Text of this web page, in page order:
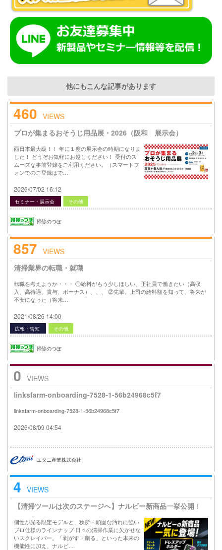
他にもこんな記事があります
460 VIEWS
プロが集まるおそうじ用品展・2026（阪和 展示会）
西日本最大級！！ 年に１度の展示会の時期になりま
した！ どうぞお気軽にお越しください！ 受付のス
ムーズな事前登録をご利用ください。（スマートフ
ォンでのご登録はで…
2026/07/02 16:12
セミナー・展示会 その他
掃除のつぼ
857 VIEWS
清掃業界の転職・就職
転職を考えようか・・・ ①給料がもう少しほしい、正社員で働きたい（高収
入、高待遇、賞与、ボーナス）、、、 ②先輩、上司の給料額を知って、将来が
不安になった（将来…
2021/08/26 14:00
広報・告知 その他
掃除のつぼ
0 VIEWS
linksfarm-onboarding-7528-1-56b24968c5f7
linksfarm-onboarding-7528-1-56b24968c5f7
2026/08/09 04:54
エタニ産業株式会社
4 VIEWS
【清掃ツールは次のステージへ】ナルビー新商品一挙公開！
個性が光る限定モデルと、狭所・頑固な汚れに強い
プロ仕様のラインナップ 日々の清掃作業に欠かせな
いスクレイパー。「剥がす・削る」といった本来の
機能性に加え、ナルビ…